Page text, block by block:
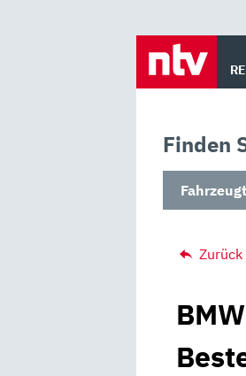
Finden
Zurück